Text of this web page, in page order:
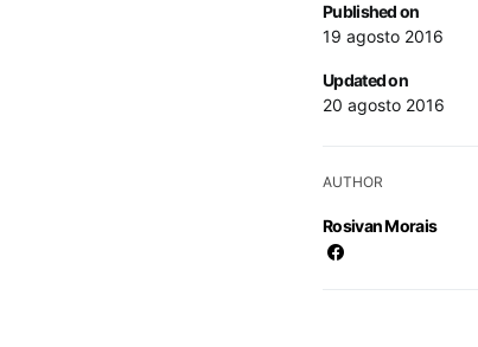
Published on
19 agosto 2016
Updated on
20 agosto 2016
AUTHOR
Rosivan Morais